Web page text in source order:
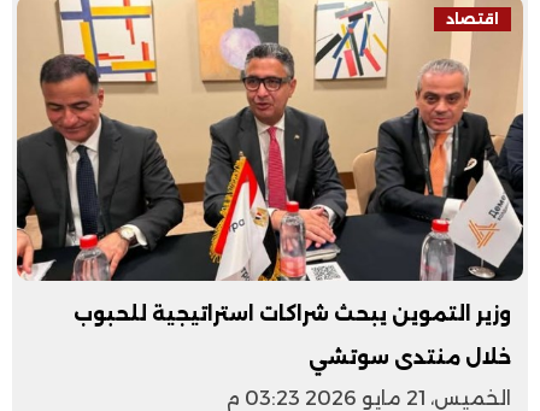
اقتصاد
وزير التموين يبحث شراكات استراتيجية للحبوب
خلال منتدى سوتشي
الخميس، 21 مايو 2026 03:23 م